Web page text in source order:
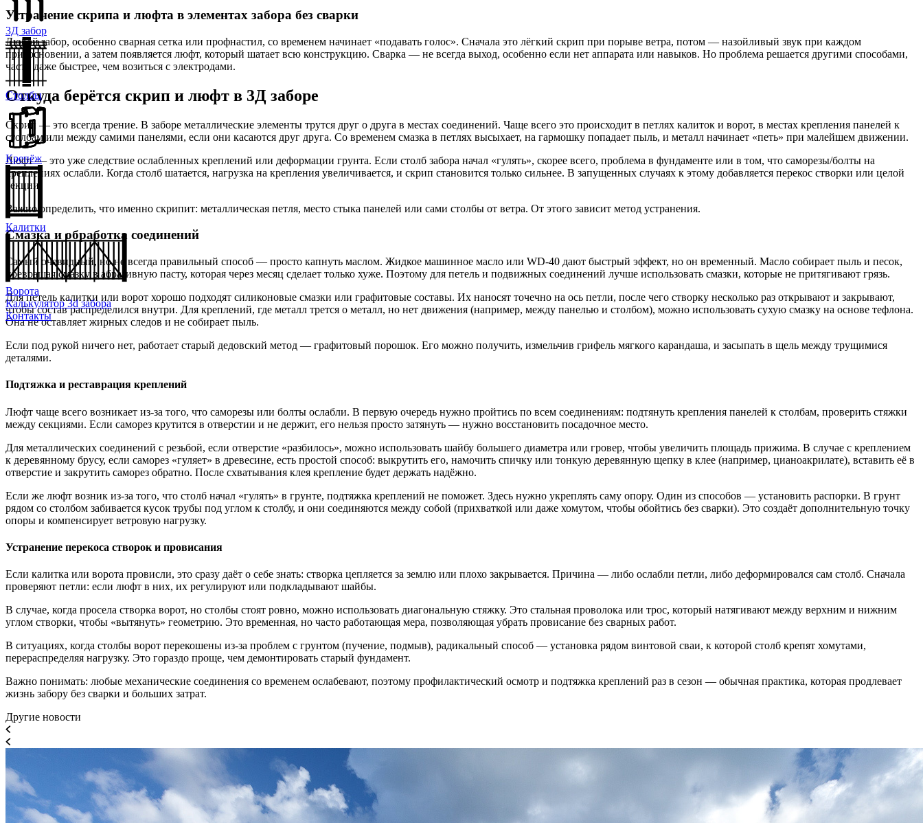
3Д забор
Столбы
Крепёж
Калитки
Ворота
Калькулятор 3d забора
Контакты
Устранение скрипа и люфта в элементах забора без сварки
Любой забор, особенно сварная сетка или профнастил, со временем начинает «подавать голос». Сначала это лёгкий скрип при порыве ветра, потом — назойливый звук при каждом
прикосновении, а затем появляется люфт, который шатает всю конструкцию. Сварка — не всегда выход, особенно если нет аппарата или навыков. Но проблема решается другими способами,
часто даже быстрее, чем возиться с электродами.
Откуда берётся скрип и люфт в 3Д заборе
Скрип — это всегда трение. В заборе металлические элементы трутся друг о друга в местах соединений. Чаще всего это происходит в петлях калиток и ворот, в местах крепления панелей к
столбам или между самими панелями, если они касаются друг друга. Со временем смазка в петлях высыхает, на гармошку попадает пыль, и металл начинает «петь» при малейшем движении.
Люфт — это уже следствие ослабленных креплений или деформации грунта. Если столб забора начал «гулять», скорее всего, проблема в фундаменте или в том, что саморезы/болты на
креплениях ослабли. Когда столб шатается, нагрузка на крепления увеличивается, и скрип становится только сильнее. В запущенных случаях к этому добавляется перекос створки или целой
секции.
Важно определить, что именно скрипит: металлическая петля, место стыка панелей или сами столбы от ветра. От этого зависит метод устранения.
Смазка и обработка соединений
Самый очевидный, но не всегда правильный способ — просто капнуть маслом. Жидкое машинное масло или WD-40 дают быстрый эффект, но он временный. Масло собирает пыль и песок,
превращая смазку в абразивную пасту, которая через месяц сделает только хуже. Поэтому для петель и подвижных соединений лучше использовать смазки, которые не притягивают грязь.
Для петель калитки или ворот хорошо подходят силиконовые смазки или графитовые составы. Их наносят точечно на ось петли, после чего створку несколько раз открывают и закрывают,
чтобы состав распределился внутри. Для креплений, где металл трется о металл, но нет движения (например, между панелью и столбом), можно использовать сухую смазку на основе тефлона.
Она не оставляет жирных следов и не собирает пыль.
Если под рукой ничего нет, работает старый дедовский метод — графитовый порошок. Его можно получить, измельчив грифель мягкого карандаша, и засыпать в щель между трущимися
деталями.
Подтяжка и реставрация креплений
Люфт чаще всего возникает из-за того, что саморезы или болты ослабли. В первую очередь нужно пройтись по всем соединениям: подтянуть крепления панелей к столбам, проверить стяжки
между секциями. Если саморез крутится в отверстии и не держит, его нельзя просто затянуть — нужно восстановить посадочное место.
Для металлических соединений с резьбой, если отверстие «разбилось», можно использовать шайбу большего диаметра или гровер, чтобы увеличить площадь прижима. В случае с креплением
к деревянному брусу, если саморез «гуляет» в древесине, есть простой способ: выкрутить его, намочить спичку или тонкую деревянную щепку в клее (например, цианоакрилате), вставить её в
отверстие и закрутить саморез обратно. После схватывания клея крепление будет держать надёжно.
Если же люфт возник из-за того, что столб начал «гулять» в грунте, подтяжка креплений не поможет. Здесь нужно укреплять саму опору. Один из способов — установить распорки. В грунт
рядом со столбом забивается кусок трубы под углом к столбу, и они соединяются между собой (прихваткой или даже хомутом, чтобы обойтись без сварки). Это создаёт дополнительную точку
опоры и компенсирует ветровую нагрузку.
Устранение перекоса створок и провисания
Если калитка или ворота провисли, это сразу даёт о себе знать: створка цепляется за землю или плохо закрывается. Причина — либо ослабли петли, либо деформировался сам столб. Сначала
проверяют петли: если люфт в них, их регулируют или подкладывают шайбы.
В случае, когда просела створка ворот, но столбы стоят ровно, можно использовать диагональную стяжку. Это стальная проволока или трос, который натягивают между верхним и нижним
углом створки, чтобы «вытянуть» геометрию. Это временная, но часто работающая мера, позволяющая убрать провисание без сварных работ.
В ситуациях, когда столбы ворот перекошены из-за проблем с грунтом (пучение, подмыв), радикальный способ — установка рядом винтовой сваи, к которой столб крепят хомутами,
перераспределяя нагрузку. Это гораздо проще, чем демонтировать старый фундамент.
Важно понимать: любые механические соединения со временем ослабевают, поэтому профилактический осмотр и подтяжка креплений раз в сезон — обычная практика, которая продлевает
жизнь забору без сварки и больших затрат.
Другие новости